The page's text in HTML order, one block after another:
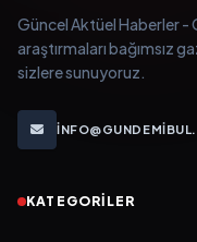
Güncel Aktüel Haberler -
araştırmaları bağımsız
sizlere sunuyoruz.
KATEGORILER